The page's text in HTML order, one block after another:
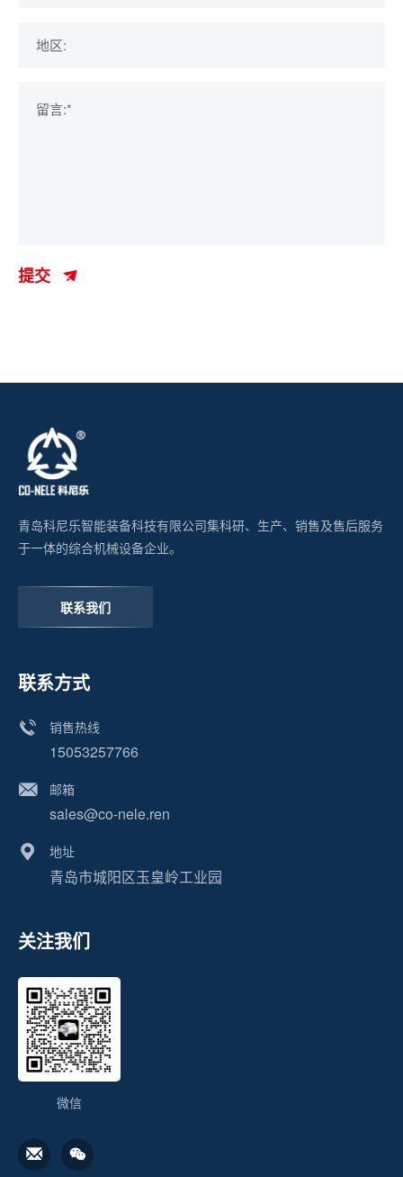
地区:
留言:*
提交
青岛科尼乐智能装备科技有限公司集科研、生产、销售及售后服务
于一体的综合机械设备企业。
联系我们
联系方式
销售热线
15053257766
邮箱
sales@co-nele.ren
地址
青岛市城阳区玉皇岭工业园
关注我们
微信